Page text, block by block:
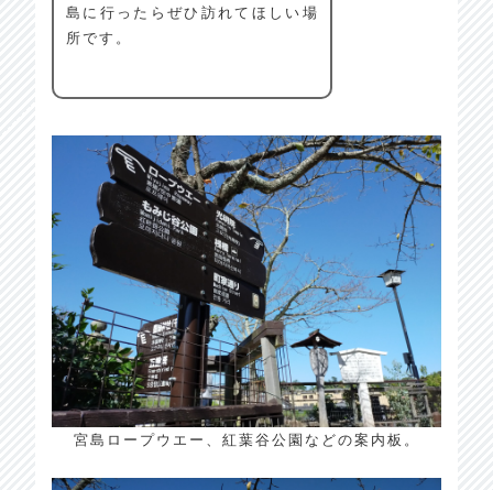
島に行ったらぜひ訪れてほしい場
所です。
宮島ロープウエー、紅葉谷公園などの案内板。